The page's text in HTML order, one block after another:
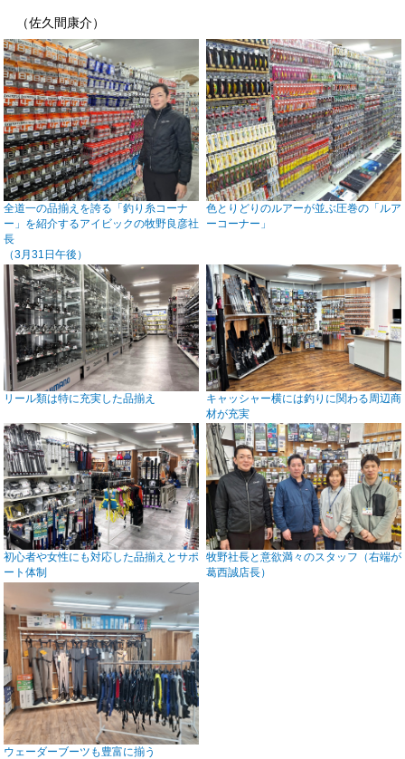
（佐久間康介）
全道一の品揃えを誇る「釣り糸コーナ
ー」を紹介するアイビックの牧野良彦社
長
（3月31日午後）
色とりどりのルアーが並ぶ圧巻の「ルア
ーコーナー」
リール類は特に充実した品揃え
キャッシャー横には釣りに関わる周辺商
材が充実
初心者や女性にも対応した品揃えとサポ
ート体制
牧野社長と意欲満々のスタッフ（右端が
葛西誠店長）
ウェーダーブーツも豊富に揃う